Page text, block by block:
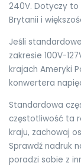
240V. Dotyczy to
Brytanii i
Jeśli
zakresie 100V-
krajach Ameryki
konwertera
Standardowa
częstotliwość ta
kraju, zachowaj
Sprawdź nadruk
poradzi sobie z